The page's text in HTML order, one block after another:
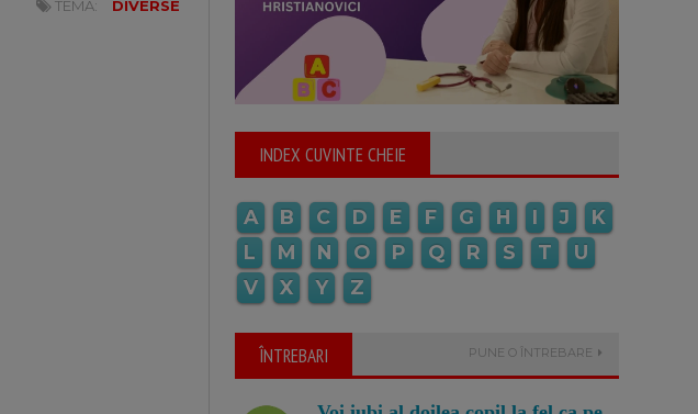
TEMA: DIVERSE
INDEX CUVINTE CHEIE
A B C D E F G H I J
K
L
M N O P Q R S T
U
V
X Y Z
ÎNTREBARI PUNE O ÎNTREBARE